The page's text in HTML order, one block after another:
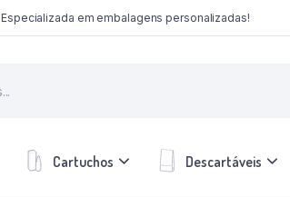
Especializada em embalagens personalizadas!
Cartuchos Descartáveis